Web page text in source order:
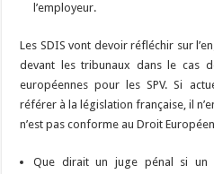
l’employeur.
Les SDIS vont devoir réfléchir sur
devant les tribunaux dans le cas
européennes pour les SPV. Si
référer à la législation française, il
n’est pas conforme au Droit
Que dirait un juge pénal si un